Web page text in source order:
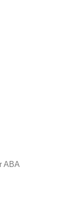
ABA